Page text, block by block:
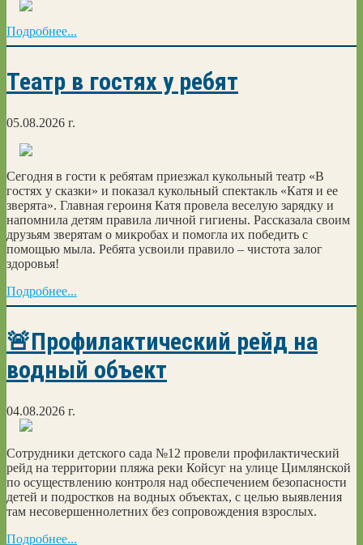
Подробнее...
Театр в гостях у ребят
05.08.2026 г.
Сегодня в гости к ребятам приезжал кукольный театр «В
гостях у сказки» и показал кукольный спектакль «Катя и ее
зверята». Главная героиня Катя провела веселую зарядку и
напомнила детям правила личной гигиены. Рассказала своим
друзьям зверятам о микробах и помогла их победить с
помощью мыла. Ребята усвоили правило – чистота залог
здоровья!
Подробнее...
🚨Профилактический рейд на
водный объект
04.08.2026 г.
Сотрудники детского сада №12 провели профилактический
рейд на территории пляжа реки Койсуг на улице Цимлянской
по осуществлению контроля над обеспечением безопасности
детей и подростков на водных объектах, с целью выявления
там несовершеннолетних без сопровождения взрослых.
Подробнее...